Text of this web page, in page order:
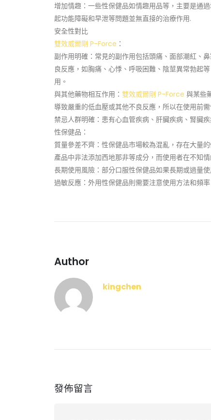
增加情趣：一些性保健品如情趣用品等，主要是通
起功能障礙和早泄等問題並無直接的治療作用.
安全性對比
雙效威爾剛 P-Force ：
副作用明確：常見的副作用包括頭痛、面部潮紅、
良反應，如胸痛、心悸、呼吸困難、陰莖異常勃起
用。
與其他藥物相互作用： 雙效威爾剛 P-Force 與某些
導致嚴重的低血壓或其他不良反應，所以在使用前
禁忌人群明確：患有心血管疾病、肝臟疾病、腎臟
性保健品：
質量參差不齊：性保健品市場較為混亂，存在大量
產品中非法添加西地那非等成分，而使用者在不知
長期使用風險：部分口服性保健品如果長期或過量
過敏反應：外用性保健品則需要注意使用方法和頻
Author
kingchen
發佈留言